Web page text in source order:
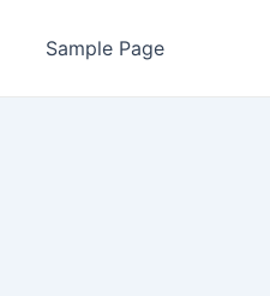
Sample Page